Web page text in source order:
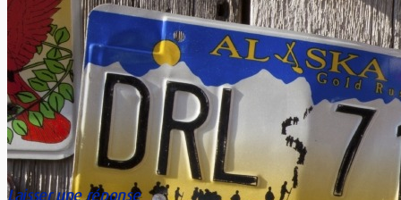
Eviter la panne de batterie voiture
Laisser une réponse